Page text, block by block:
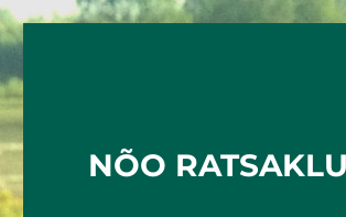
NÕO